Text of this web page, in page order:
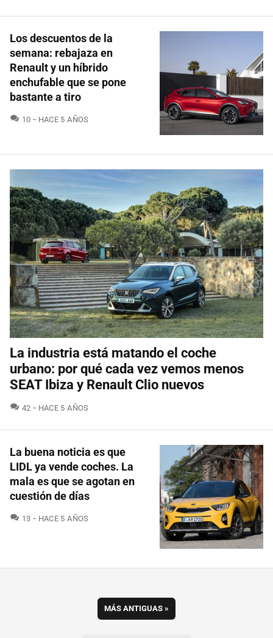
Los descuentos de la
semana: rebajaza en
Renault y un híbrido
enchufable que se pone
bastante a tiro
10 COMENTARIOS
HACE 5 AÑOS
La industria está matando el coche
urbano: por qué cada vez vemos menos
SEAT Ibiza y Renault Clio nuevos
42 COMENTARIOS
HACE 5 AÑOS
La buena noticia es que
LIDL ya vende coches. La
mala es que se agotan en
cuestión de días
13 COMENTARIOS
HACE 5 AÑOS
MÁS ANTIGUAS »